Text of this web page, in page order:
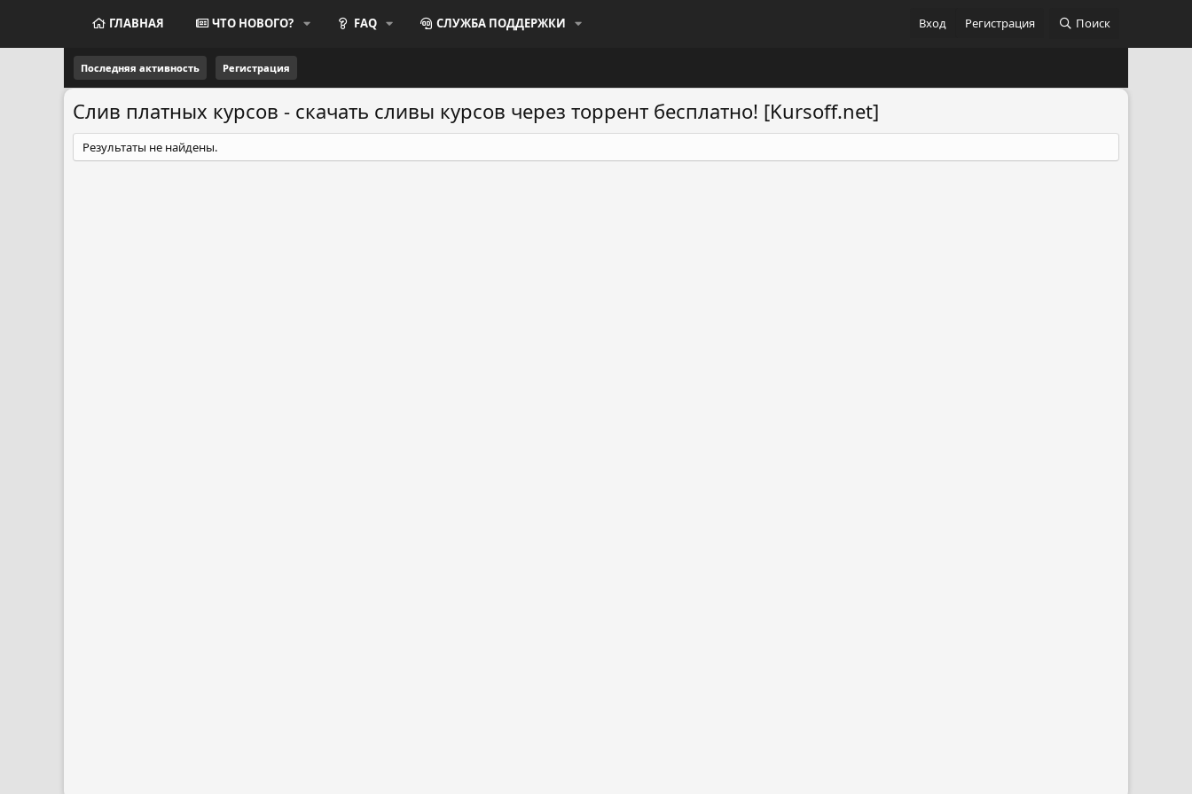
ГЛАВНАЯ ЧТО НОВОГО? FAQ СЛУЖБА ПОДДЕРЖКИ Вход Регистрация Поиск
Последняя активность Регистрация
Слив платных курсов - скачать сливы курсов через торрент бесплатно! [Kursoff.net]
Результаты не найдены.